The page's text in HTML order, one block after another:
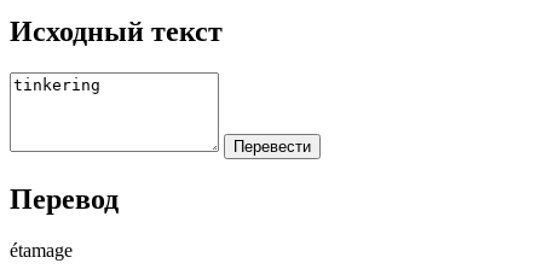
Исходный текст
Перевод
étamage